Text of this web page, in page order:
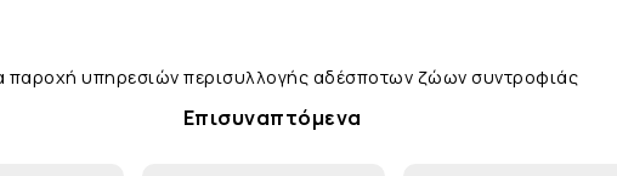
υπηρεσιών περισυλλογής αδέσποτων ζώων συντροφιάς
Επισυναπτόμενα